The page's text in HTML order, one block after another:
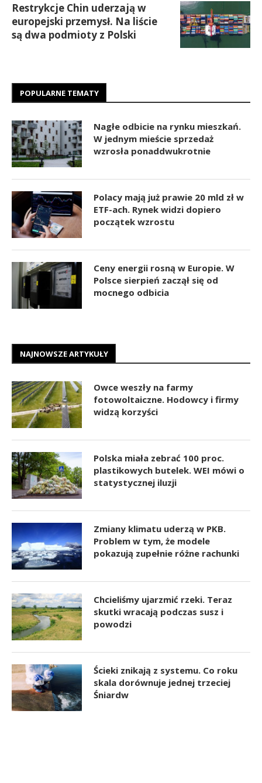
Restrykcje Chin uderzają w
europejski przemysł. Na liście
są dwa podmioty z Polski
POPULARNE TEMATY
Nagłe odbicie na rynku mieszkań.
W jednym mieście sprzedaż
wzrosła ponaddwukrotnie
Polacy mają już prawie 20 mld zł w
ETF-ach. Rynek widzi dopiero
początek wzrostu
Ceny energii rosną w Europie. W
Polsce sierpień zaczął się od
mocnego odbicia
NAJNOWSZE ARTYKUŁY
Owce weszły na farmy
fotowoltaiczne. Hodowcy i firmy
widzą korzyści
Polska miała zebrać 100 proc.
plastikowych butelek. WEI mówi o
statystycznej iluzji
Zmiany klimatu uderzą w PKB.
Problem w tym, że modele
pokazują zupełnie różne rachunki
Chcieliśmy ujarzmić rzeki. Teraz
skutki wracają podczas susz i
powodzi
Ścieki znikają z systemu. Co roku
skala dorównuje jednej trzeciej
Śniardw